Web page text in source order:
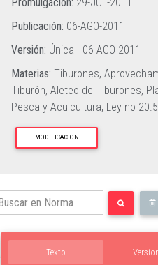
Publicación: 06-AGO-2011
Versión: Única - 06-AGO-2011
Materias: Tiburones,
Tiburón, Aleteo de Tiburones,
Pesca y Acuicultura, Ley no
MODIFICACION
Texto